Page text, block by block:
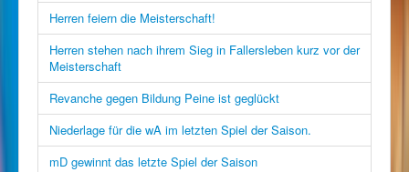
Herren feiern die Meisterschaft!
Herren stehen nach ihrem Sieg in Fallersleben kurz vor der
Meisterschaft
Revanche gegen Bildung Peine ist geglückt
Niederlage für die wA im letzten Spiel der Saison.
mD gewinnt das letzte Spiel der Saison